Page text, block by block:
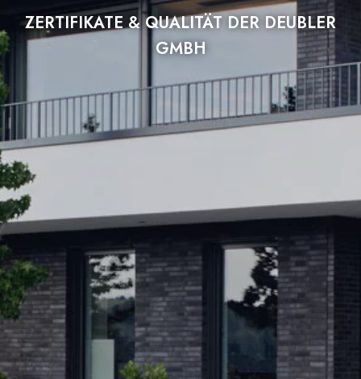
ZERTIFIKATE & QUALITÄT DER DEUBLER
GMBH